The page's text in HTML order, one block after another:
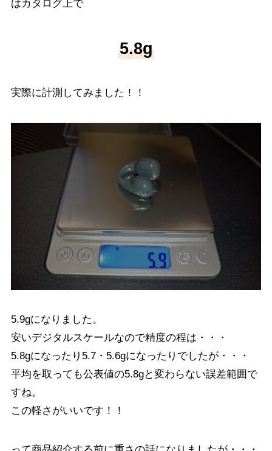
はカタログ上で
5.8g
実際に計測してみました！！
5.9gになりました。
安いデジタルスケールなので精度の程は・・・
5.8gになったり5.7・5.6gになったりでしたが・・・
平均を取っても公表値の5.8gと変わらない誤差範囲で
すね。
この軽さがいいです！！